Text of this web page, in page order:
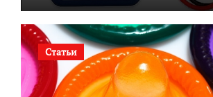
Статьи